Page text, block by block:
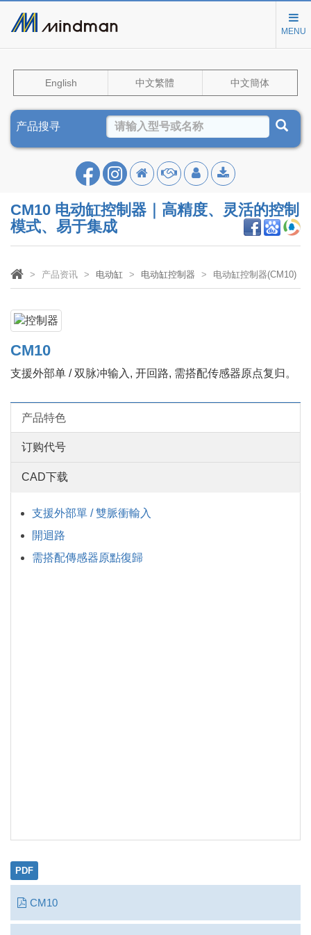
MENU
English 中文繁體 中文簡体
产品搜寻
CM10 电动缸控制器｜高精度、灵活的控制
模式、易于集成
产品资讯 电动缸 电动缸控制器 电动缸控制器(CM10)
CM10
支援外部单 / 双脉冲输入, 开回路, 需搭配传感器原点复归。
产品特色
订购代号
CAD下载
支援外部單 / 雙脈衝輸入
開迴路
需搭配傳感器原點復歸
PDF
CM10